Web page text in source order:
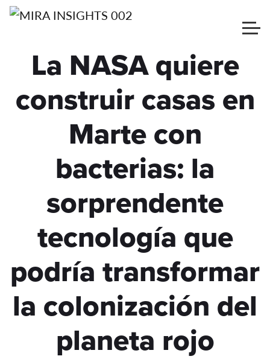
La NASA quiere
construir casas en
Marte con
bacterias: la
sorprendente
tecnología que
podría transformar
la colonización del
planeta rojo